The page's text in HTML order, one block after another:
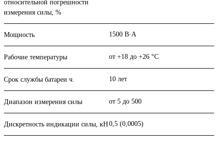
относительной погрешности
измерения силы, %
Мощность 1500 В·А
Рабочие температуры от +18 до +26 °С
Срок службы батареи ч. 10 лет
Диапазон измерения силы от 5 до 500
Дискретность индикации силы, кН0,5 (0,0005)